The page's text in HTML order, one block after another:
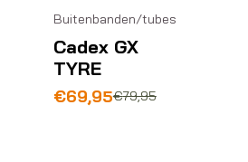
Buitenbanden/tubes
Cadex GX
TYRE
€79,95
Oorspronkelijke
€69,95
Huidige